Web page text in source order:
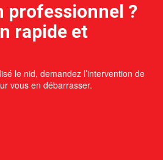
professionnel ?
rapide et
le nid, demandez l’intervention de
vous en débarrasser.